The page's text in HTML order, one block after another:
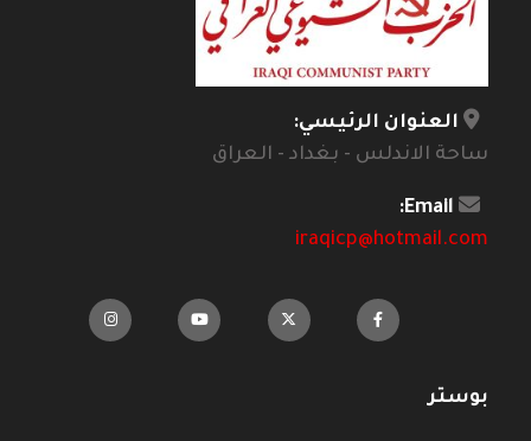
العنوان الرئيسي:
ساحة الاندلس - بغداد - العراق
Email:
iraqicp@hotmail.com
بوستر